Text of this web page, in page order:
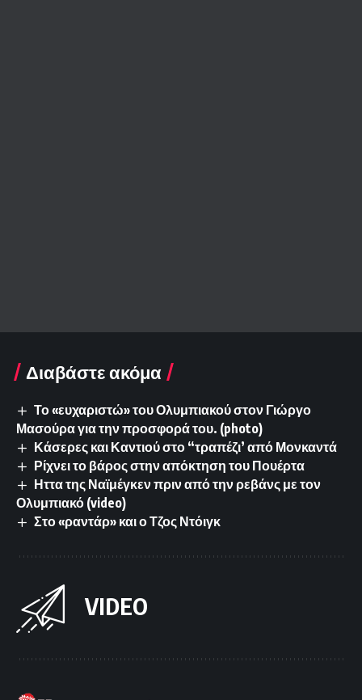
Διαβάστε ακόμα
Το «ευχαριστώ» του Ολυμπιακού στον Γιώργο
Μασούρα για την προσφορά του. (photo)
Κάσερες και Καντιού στο “τραπέζι’ από Μονκαντά
Ρίχνει το βάρος στην απόκτηση του Πουέρτα
Ηττα της Ναϊμέγκεν πριν από την ρεβάνς με τον
Ολυμπιακό (video)
Στο «ραντάρ» και ο Τζος Ντόιγκ
VIDEO